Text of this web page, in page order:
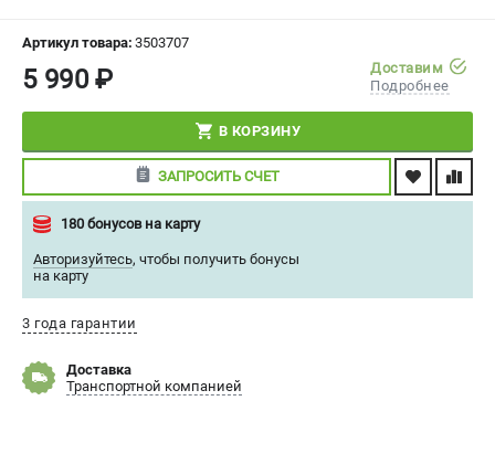
СЕРВИС
ИЗБРАННОЕ
СРАВНЕНИЕ ( 0 )
ПОДДЕРЖКА
Политика обработки персональных данных
ИНФОРМАЦИЯ
Артикул товара: 3503707
5 990 ₽
Доставим
Подробнее
В КОРЗИНУ
ЗАПРОСИТЬ СЧЕТ
180 бонусов на карту
Авторизуйтесь, чтобы получить бонусы
на карту
3 года гарантии
Доставка
Транспортной компанией